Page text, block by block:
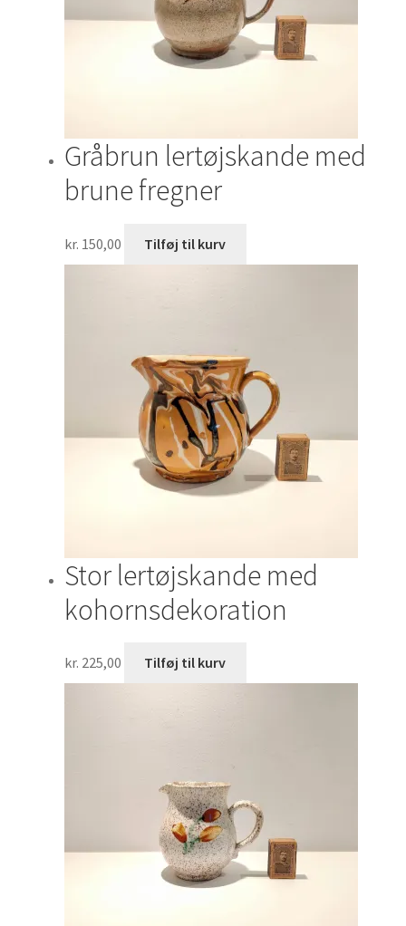
Gråbrun lertøjskande med
brune fregner
kr. 150,00 Tilføj til kurv
Stor lertøjskande med
kohornsdekoration
kr. 225,00 Tilføj til kurv